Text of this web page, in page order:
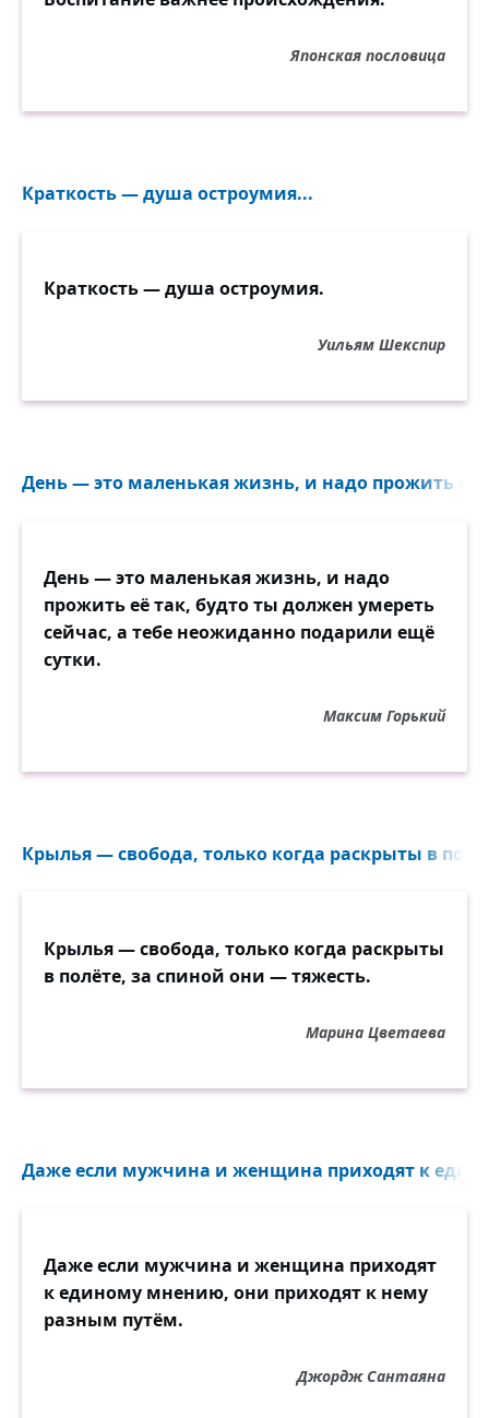
Японская пословица
Краткость — душа остроумия...
Краткость — душа остроумия.
Уильям Шекспир
День — это маленькая жизнь, и надо прожить её
День — это маленькая жизнь, и надо
прожить её так, будто ты должен умереть
сейчас, а тебе неожиданно подарили ещё
сутки.
Максим Горький
Крылья — свобода, только когда раскрыты в
Крылья — свобода, только когда раскрыты
в полёте, за спиной они — тяжесть.
Марина Цветаева
Даже если мужчина и женщина приходят к
Даже если мужчина и женщина приходят
к единому мнению, они приходят к нему
разным путём.
Джордж Сантаяна